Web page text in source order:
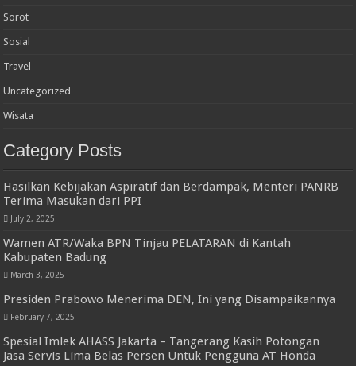
Sorot
Sosial
Travel
Uncategorized
Wisata
Category Posts
Hasilkan Kebijakan Aspiratif dan Berdampak, Menteri PANRB
Terima Masukan dari PPI
July 2, 2025
Wamen ATR/Waka BPN Tinjau PELATARAN di Kantah
Kabupaten Badung
March 3, 2025
Presiden Prabowo Menerima DEN, Ini yang Disampaikannya
February 7, 2025
Spesial Imlek AHASS Jakarta – Tangerang Kasih Potongan
Jasa Servis Lima Belas Persen Untuk Pengguna AT Honda